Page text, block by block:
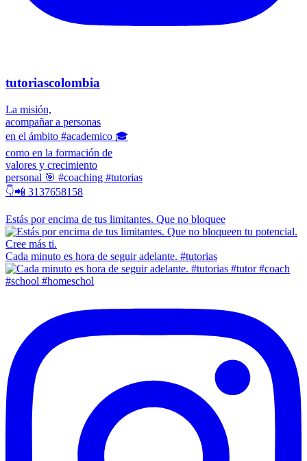
tutoriascolombia
La misión,
acompañar a personas
en el ámbito #academico 🎓
como en la formación de
valores y crecimiento
personal 🎯 #coaching #tutorias
👇📲 3137658158
Estás por encima de tus limitantes. Que no bloquee
Cada minuto es hora de seguir adelante. #tutorias